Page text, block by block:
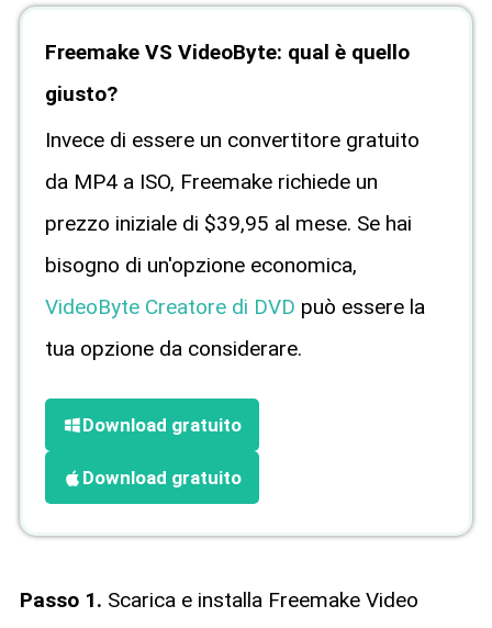
Freemake VS VideoByte: qual è quello
giusto?
Invece di essere un convertitore gratuito
da MP4 a ISO, Freemake richiede un
prezzo iniziale di $39,95 al mese. Se hai
bisogno di un'opzione economica,
VideoByte Creatore di DVD può essere la
tua opzione da considerare.
Download gratuito
Download gratuito
Passo 1. Scarica e installa Freemake Video